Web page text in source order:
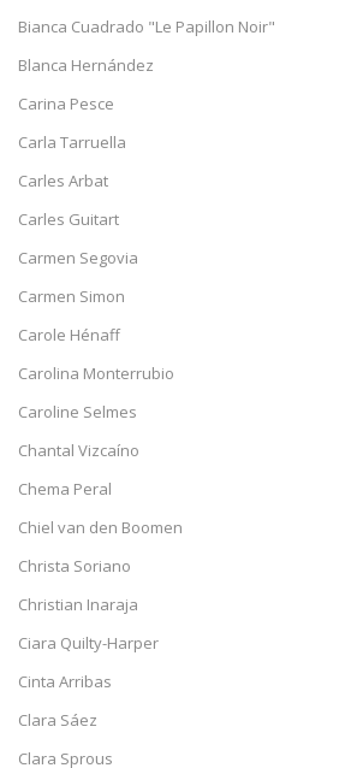
Bianca Cuadrado "Le Papillon Noir"
Blanca Hernández
Carina Pesce
Carla Tarruella
Carles Arbat
Carles Guitart
Carmen Segovia
Carmen Simon
Carole Hénaff
Carolina Monterrubio
Caroline Selmes
Chantal Vizcaíno
Chema Peral
Chiel van den Boomen
Christa Soriano
Christian Inaraja
Ciara Quilty-Harper
Cinta Arribas
Clara Sáez
Clara Sprous